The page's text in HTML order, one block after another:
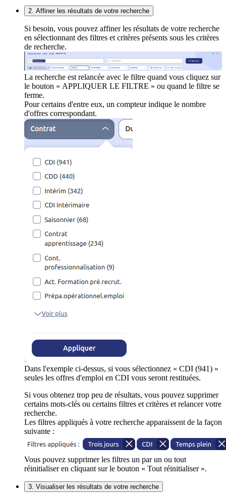
2. Affiner les résultats de votre recherche
Si besoin, vous pouvez affiner les résultats de votre recherche
en sélectionnant des filtres et critères présents sous les critères
de recherche.
La recherche est relancée avec le filtre quand vous cliquez sur
le bouton « APPLIQUER LE FILTRE » ou quand le filtre se
ferme.
Pour certains d'entre eux, un compteur indique le nombre
d'offres correspondant.
Dans l'exemple ci-dessus, si vous sélectionnez « CDI (941) »
seules les offres d'emploi en CDI vous seront restituées.
Si vous obtenez trop peu de résultats, vous pouvez supprimer
certains mots-clés ou certains filtres et critères et relancer votre
recherche.
Les filtres appliqués à votre recherche apparaissent de la façon
suivante :
Vous pouvez supprimer les filtres un par un ou tout
réinitialiser en cliquant sur le bouton « Tout réinitialiser ».
3. Visualiser les résultats de votre recherche